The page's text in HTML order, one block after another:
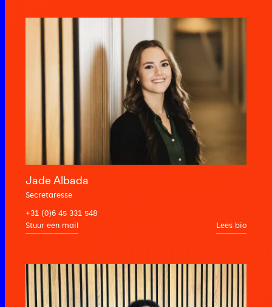
Jade Albada
Secretaresse
+31 (0)6 45 331 548
Lees bio